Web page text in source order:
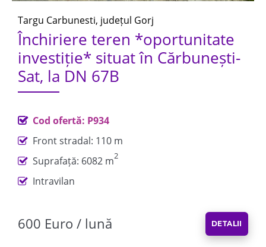
Targu Carbunesti, județul Gorj
Închiriere teren *oportunitate
investiție* situat în Cărbunești-
Sat, la DN 67B
Cod ofertă: P934
Front stradal: 110 m
Suprafață: 6082 m2
Intravilan
600 Euro / lună DETALII